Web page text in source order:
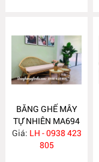
BĂNG GHẾ MÂY
TỰ NHIÊN MA694
Giá: LH - 0938 423
805